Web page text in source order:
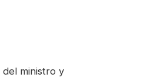
ministro y